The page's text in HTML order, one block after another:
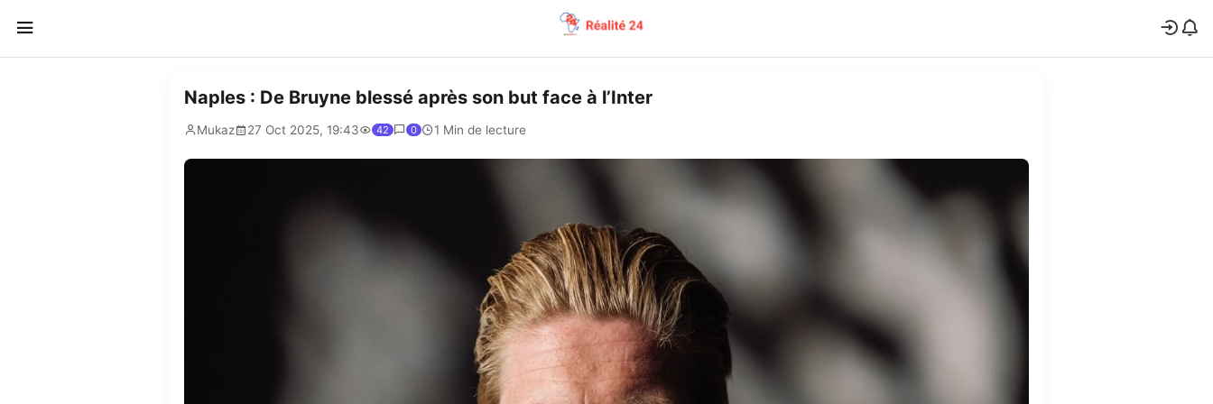
Naples : De Bruyne blessé après son but face à l’Inter
Mukaz 27 Oct 2025, 19:43 42 0 1 Min de lecture